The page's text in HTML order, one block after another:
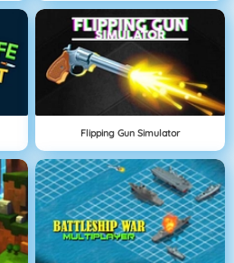
Flipping Gun Simulator